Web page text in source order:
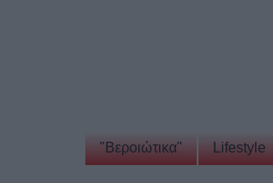
"Βεροιώτικα" Lifestyle